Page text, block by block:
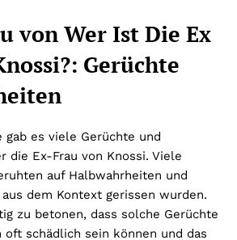
von Wer Ist Die Ex
Gerüchte
gab es viele Gerüchte und
die Ex-Frau von Knossi. Viele
auf Halbwahrheiten und
dem Kontext gerissen wurden.
zu betonen, dass solche Gerüchte
oft schädlich sein können und das